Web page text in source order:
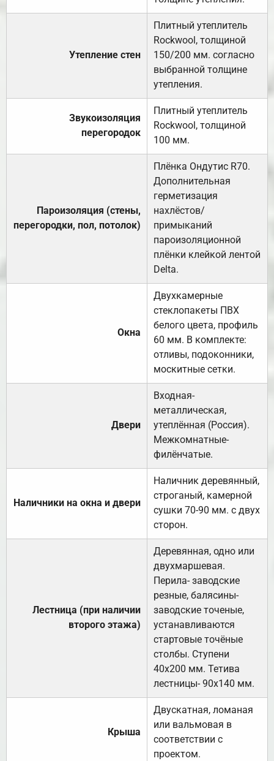
Утепление стен
Плитный утеплитель
Rockwool, толщиной
150/200 мм. согласно
выбранной толщине
утепления.
Звукоизоляция
перегородок
Плитный утеплитель
Rockwool, толщиной
100 мм.
Пароизоляция (стены,
перегородки, пол, потолок)
Плёнка Ондутис R70.
Дополнительная
герметизация
нахлёстов/
примыканий
пароизоляционной
плёнки клейкой лентой
Delta.
Окна
Двухкамерные
стеклопакеты ПВХ
белого цвета, профиль
60 мм. В комплекте:
отливы, подоконники,
москитные сетки.
Двери
Входная-
металлическая,
утеплённая (Россия).
Межкомнатные-
филёнчатые.
Наличники на окна и двери
Наличник деревянный,
строганый, камерной
сушки 70-90 мм. с двух
сторон.
Лестница (при наличии
второго этажа)
Деревянная, одно или
двухмаршевая.
Перила- заводские
резные, балясины-
заводские точеные,
устанавливаются
стартовые точёные
столбы. Ступени
40х200 мм. Тетива
лестницы- 90х140 мм.
Крыша
Двускатная, ломаная
или вальмовая в
соответствии с
проектом.